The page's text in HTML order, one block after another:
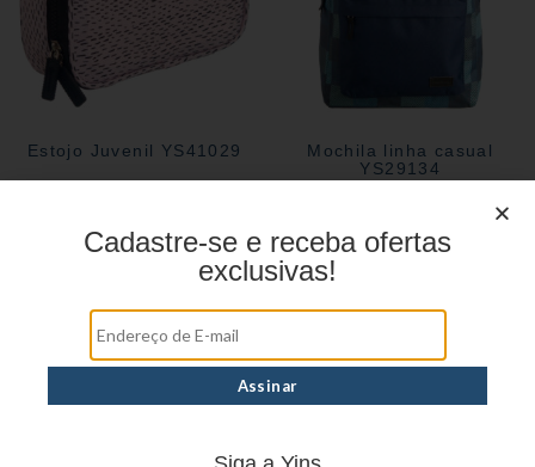
Estojo Juvenil YS41029
Mochila linha casual
YS29134
Cadastre-se e receba ofertas
exclusivas!